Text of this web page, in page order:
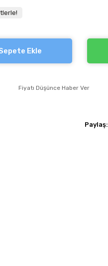
Ekle
Fiyatı Düşünce Haber Ver
Paylaş: